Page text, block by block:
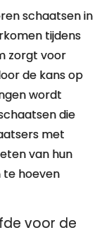
schaatsen in
tijdens
zorgt voor
de kans op
wordt
die
met
van hun
te hoeven
voor de